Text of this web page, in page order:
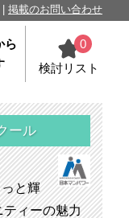
掲載のお問い合わせ
ら
0
検討リスト
ール
と輝
ィーの魅力